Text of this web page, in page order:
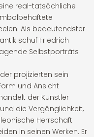
real-tatsächliche
Als bedeutendster
schuf Friedrich
Selbstporträts
projizierten sein
und Ansicht
der Künstler
die Vergänglichkeit,
Herrschaft
in seinen Werken. Er